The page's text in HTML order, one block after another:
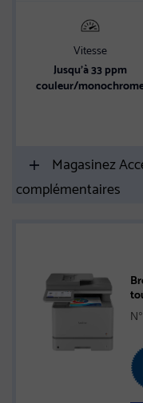
Vitesse
Jusqu’à 33 ppm
couleur/
Magasinez
complémentaires